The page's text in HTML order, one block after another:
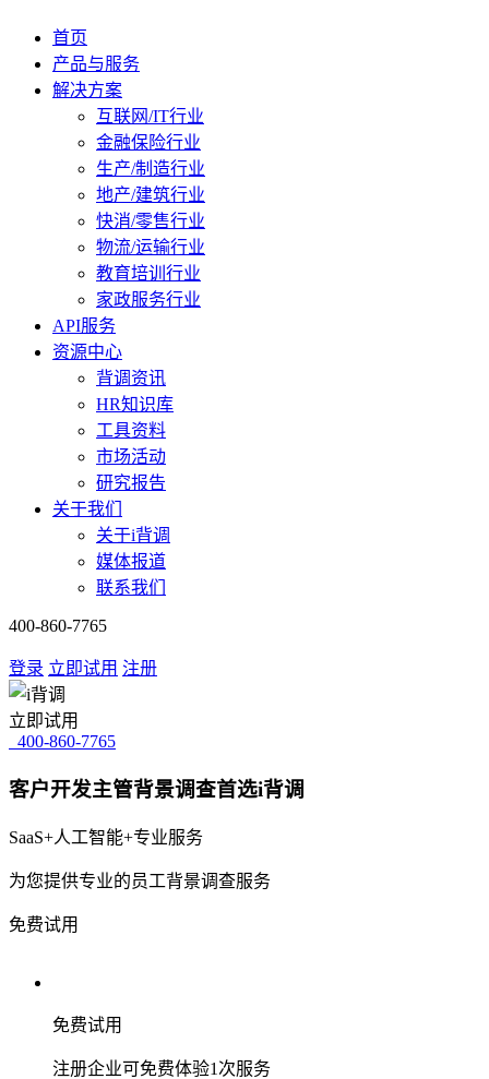
首页
产品与服务
解决方案
互联网/IT行业
金融保险行业
生产/制造行业
地产/建筑行业
快消/零售行业
物流/运输行业
教育培训行业
家政服务行业
API服务
资源中心
背调资讯
HR知识库
工具资料
市场活动
研究报告
关于我们
关于i背调
媒体报道
联系我们
400-860-7765
登录 立即试用 注册
立即试用
400-860-7765
客户开发主管背景调查首选i背调
SaaS+人工智能+专业服务
为您提供专业的员工背景调查服务
免费试用
免费试用
注册企业可免费体验1次服务